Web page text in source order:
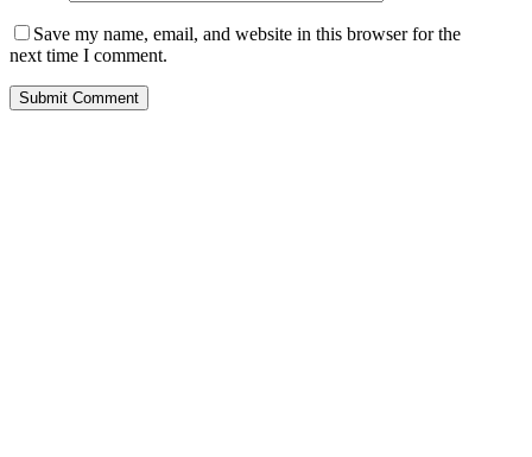
Save my name, email, and website in this browser for the
next time I comment.